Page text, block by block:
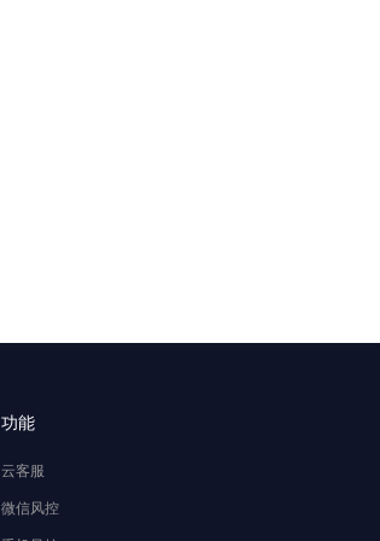
功能
云客服
微信风控